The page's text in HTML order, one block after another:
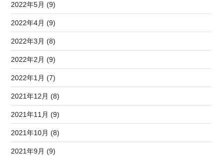
2022年5月 (9)
2022年4月 (9)
2022年3月 (8)
2022年2月 (9)
2022年1月 (7)
2021年12月 (8)
2021年11月 (9)
2021年10月 (8)
2021年9月 (9)